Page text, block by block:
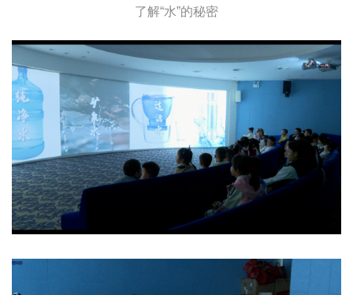
了解“水”的秘密